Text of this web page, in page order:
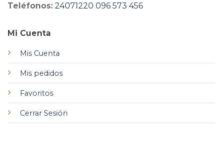
Mi Cuenta
Mis Cuenta
Mis pedidos
Favoritos
Cerrar Sesión
Teléfonos: 24071220 096 573 456